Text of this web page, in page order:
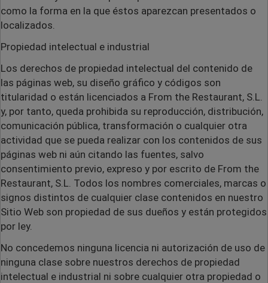
como la forma en la que éstos aparezcan presentados o
localizados.
Propiedad intelectual e industrial
Los derechos de propiedad intelectual del contenido de
las páginas web, su diseño gráfico y códigos son
titularidad o están licenciados a From the Restaurant, S.L.
y, por tanto, queda prohibida su reproducción, distribución,
comunicación pública, transformación o cualquier otra
actividad que se pueda realizar con los contenidos de sus
páginas web ni aún citando las fuentes, salvo
consentimiento previo, expreso y por escrito de From the
Restaurant, S.L. Todos los nombres comerciales, marcas o
signos distintos de cualquier clase contenidos en nuestro
Sitio Web son propiedad de sus dueños y están protegidos
por ley.
No concedemos ninguna licencia ni autorización de uso de
ninguna clase sobre nuestros derechos de propiedad
intelectual e industrial ni sobre cualquier otra propiedad o